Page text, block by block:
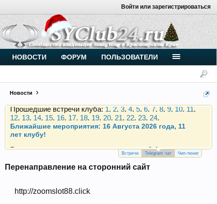
Войти или зарегистрироваться
Новости
Внимание, новые участники нашего клуба!
Основное общение происходит вTelegram-чате.
Присоединяйтесь.
Чип-тюнинг (прошивка) дизелей от
Vahmurka
Прошедшие встречи клуба:
12.13.14.15.16.17.18.19.20.21.22.23.24.
Ближайшие мероприятия: 16 Августа 2026 года, 11
лет клубу!
Внимание, новые участники нашего клуба!
Чип-тюнинг (прошивка) дизелей от
Встречи Telegram чат Чип-тюниг
Перенаправление на сторонний сайт
http://zoomslot88.click
НОВОСТИ ФОРУМ ПОЛЬЗОВАТЕЛИ